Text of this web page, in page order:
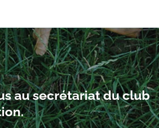
au secrétariat du club